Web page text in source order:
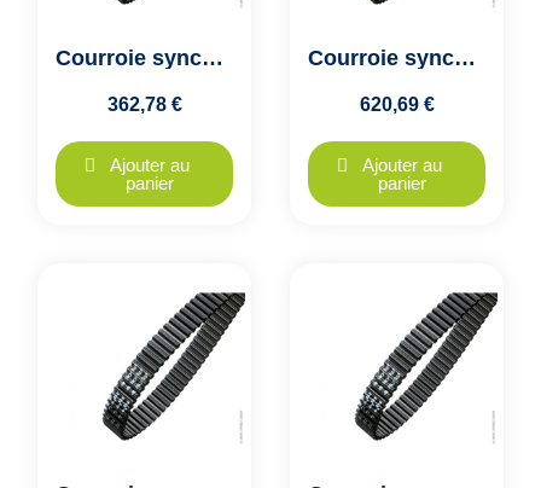
Courroie synchrone dentée double denture HTD D8M-1040-50 Optibelt
362,78 €
Ajouter au
panier
Courroie synchrone dentée double denture HTD D8M-1040-85 Optibelt
620,69 €
Ajouter au
panier